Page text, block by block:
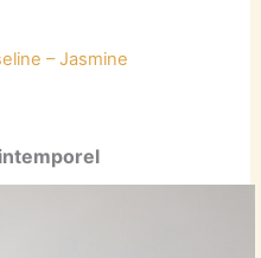
– Jasmine